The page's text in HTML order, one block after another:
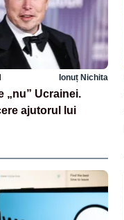
Ionuț Nichita
„nu” Ucrainei.
ajutorul lui